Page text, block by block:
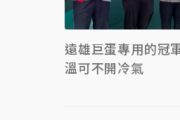
遠雄巨蛋專用的冠
溫可不開冷氣